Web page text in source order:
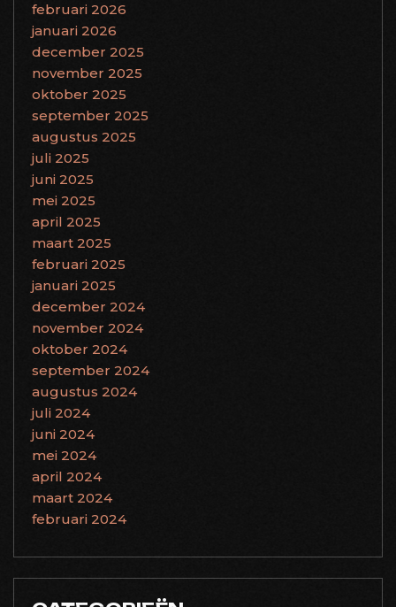
februari 2026
januari 2026
december 2025
november 2025
oktober 2025
september 2025
augustus 2025
juli 2025
juni 2025
mei 2025
april 2025
maart 2025
februari 2025
januari 2025
december 2024
november 2024
oktober 2024
september 2024
augustus 2024
juli 2024
juni 2024
mei 2024
april 2024
maart 2024
februari 2024